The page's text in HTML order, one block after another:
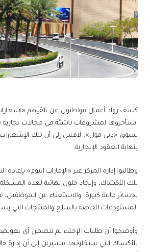
كشف رواد أعمال مواطنون عن تلقيهم
استأجروها لمشروعات ناشئة في مجالات تجارية
تسوق «دبي مول»، لافتين إلى أن تلك
بنهاية العقود الإيجارية.
وطالبوا إدارة المركز عبر «الإمارات اليوم» بإعادة
تلك الأكشاك، وإيجاد حلول نهائية لهذه
لخسائر مالية كبيرة، والاستغناء عن
المستودعات الخاصة بالسلع والمنتجات التي
وأوضحوا أن طلبات الإخلاء لم تتضمن أي
للأكشاك التي سيخلونها، مشيرين إلى أن إدارة